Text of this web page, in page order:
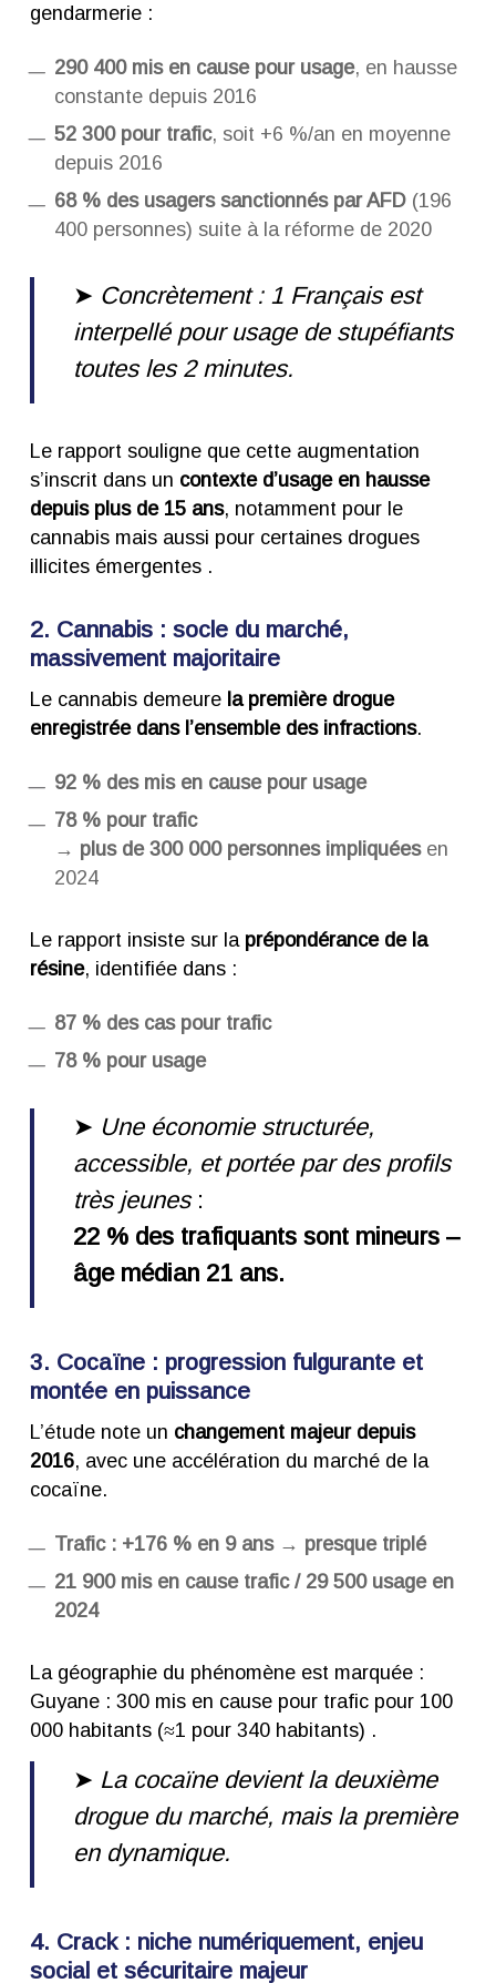
gendarmerie :
290 400 mis en cause pour usage, en hausse
constante depuis 2016
52 300 pour trafic, soit +6 %/an en moyenne
depuis 2016
68 % des usagers sanctionnés par AFD(196
400 personnes) suite à la réforme de 2020
➤ Concrètement : 1 Français est
interpellé pour usage de stupéfiants
toutes les 2 minutes.
Le rapport souligne que cette augmentation
s’inscrit dans un contexte d’usage en hausse
depuis plus de 15 ans, notamment pour le
cannabis mais aussi pour certaines drogues
illicites émergentes .
2. Cannabis : socle du marché,
massivement majoritaire
Le cannabis demeure la première drogue
enregistrée dans l’ensemble des infractions.
92 % des mis en cause pour usage
78 % pour trafic
→ plus de 300 000 personnes impliquéesen
2024
Le rapport insiste sur la prépondérance de la
résine, identifiée dans :
87 % des cas pour trafic
78 % pour usage
➤ Une économie structurée,
accessible, et portée par des profils
très jeunes:
22 % des trafiquants sont mineurs –
âge médian 21 ans.
3. Cocaïne : progression fulgurante et
montée en puissance
L’étude note un changement majeur depuis
2016, avec une accélération du marché de la
cocaïne.
Trafic : +176 % en 9 ans → presque triplé
21 900 mis en cause trafic / 29 500 usage en
2024
La géographie du phénomène est marquée :
Guyane : 300 mis en cause pour trafic pour 100
000 habitants (≈1 pour 340 habitants) .
➤ La cocaïne devient la deuxième
drogue du marché, mais la première
en dynamique.
4. Crack : niche numériquement, enjeu
social et sécuritaire majeur